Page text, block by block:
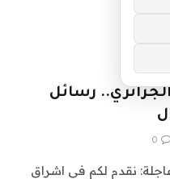
رسائل
0
عالمية عاجلة: نقدم لكم في اشراق